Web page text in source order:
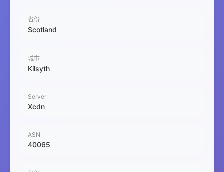
省份
Scotland
城市
Kilsyth
Server
Xcdn
ASN
40065